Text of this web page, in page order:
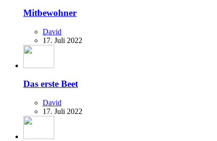
Mitbewohner
David
17. Juli 2022
Das erste Beet
David
17. Juli 2022